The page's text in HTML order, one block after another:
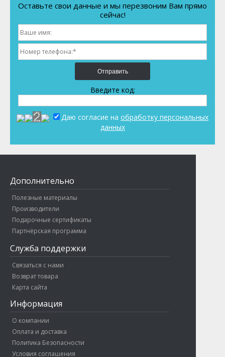
Оставьте свои данные и мы перезвоним Вам прямо
сейчас!
Отправить
Введите код:
Даю согласие на обработку персональных
данных
Дополнительно
Полезные материалы
Производители
Подарочные сертификаты
Партнёрская программа
Служба поддержки
Связаться с нами
Возврат товара
Карта сайта
Информация
О компании
Оплата и доставка
Политика Безопасности
Условия соглашения